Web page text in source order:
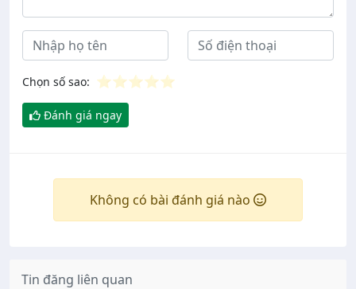
Chọn số sao: ⭐⭐⭐⭐⭐
Đánh giá ngay
Không có bài đánh giá nào
Tin đăng liên quan